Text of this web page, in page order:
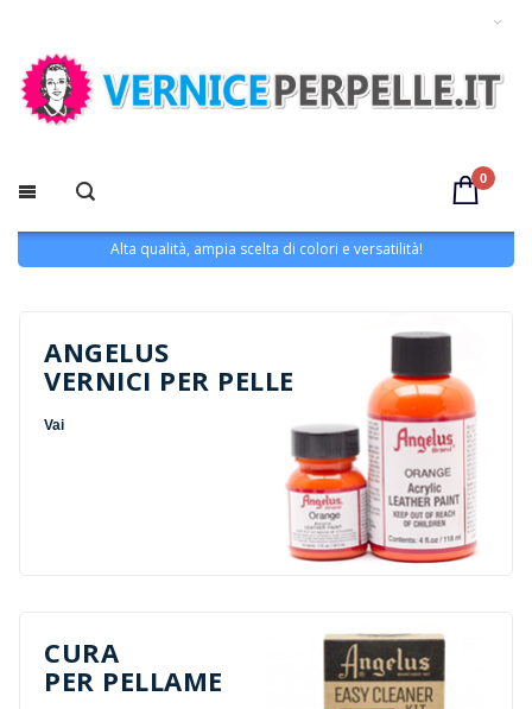
0
Alta qualità, ampia scelta di colori e versatilità!
ANGELUS
VERNICI PER PELLE
Vai
CURA
PER PELLAME